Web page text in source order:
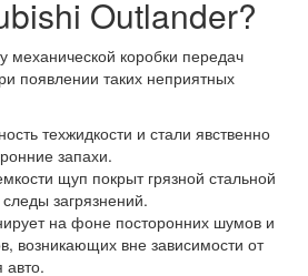
Outlander?
механической коробки передач
появлении таких неприятных
техжидкости и стали явственно
запахи.
щуп покрыт грязной стальной
загрязнений.
на фоне посторонних шумов и
возникающих вне зависимости от